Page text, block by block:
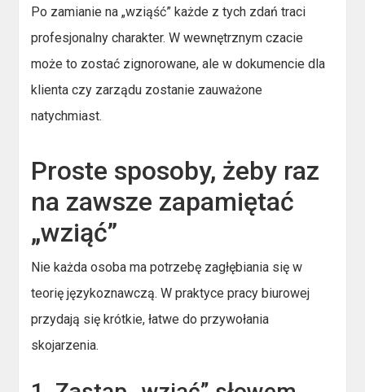
Po zamianie na „wziąść” każde z tych zdań traci
profesjonalny charakter. W wewnętrznym czacie
może to zostać zignorowane, ale w dokumencie dla
klienta czy zarządu zostanie zauważone
natychmiast.
Proste sposoby, żeby raz
na zawsze zapamiętać
„wziąć”
Nie każda osoba ma potrzebę zagłębiania się w
teorię językoznawczą. W praktyce pracy biurowej
przydają się krótkie, łatwe do przywołania
skojarzenia.